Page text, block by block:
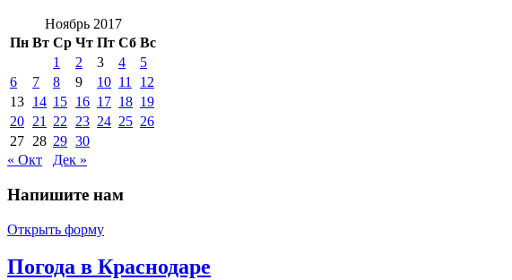
Ноябрь 2017
Пн Вт Ср Чт Пт Сб Вс
1
2 3 4
5
6
7 8 9 10 11
12
13 14 15 16 17 18 19
20 21 22 23 24 25 26
27 28 29 30
« Окт
Дек »
Напишите нам
Открыть форму
Погода в Краснодаре